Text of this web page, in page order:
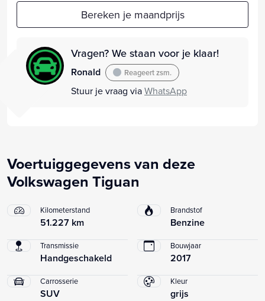
Bereken je maandprijs
Vragen? We staan voor je klaar!
Ronald Reageert zsm.
Stuur je vraag viaWhatsApp
Voertuiggegevens van deze
Volkswagen Tiguan
Kilometerstand
51.227 km
Brandstof
Benzine
Transmissie
Handgeschakeld
Bouwjaar
2017
Carrosserie
SUV
Kleur
grijs